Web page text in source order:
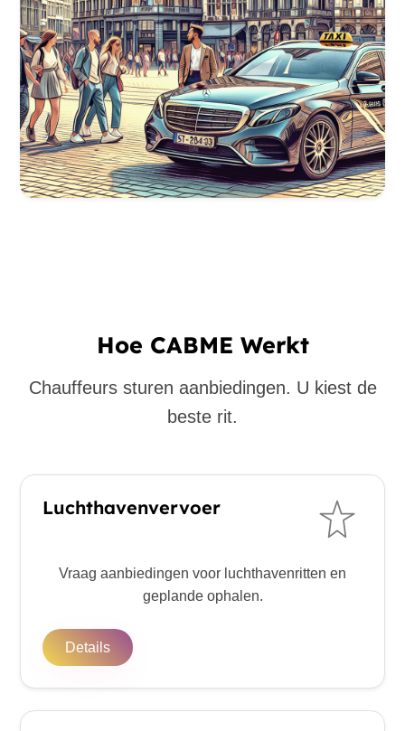
Hoe CABME Werkt
Chauffeurs sturen aanbiedingen. U kiest de
beste rit.
Luchthavenvervoer
Vraag aanbiedingen voor luchthavenritten en
geplande ophalen.
Details